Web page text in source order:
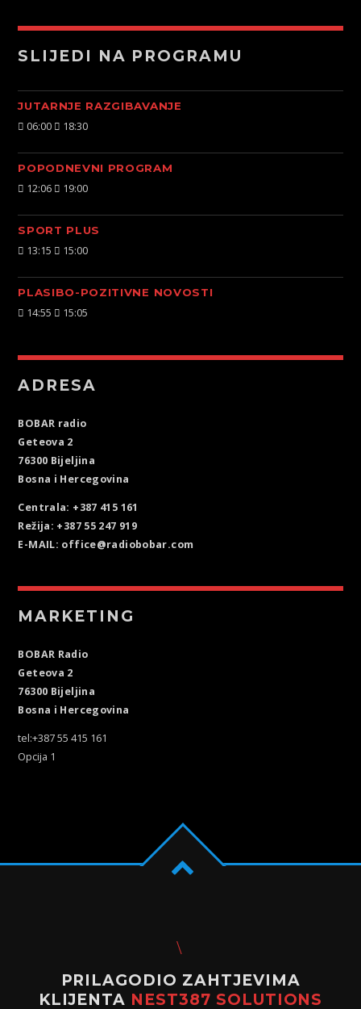
SLIJEDI NA PROGRAMU
JUTARNJE RAZGIBAVANJE
06:00 18:30
POPODNEVNI PROGRAM
12:06 19:00
SPORT PLUS
13:15 15:00
PLASIBO-POZITIVNE NOVOSTI
14:55 15:05
ADRESA
BOBAR radio
Geteova 2
76300 Bijeljina
Bosna i Hercegovina
Centrala: +387 415 161
Režija: +387 55 247 919
E-MAIL: office@radiobobar.com
MARKETING
BOBAR Radio
Geteova 2
76300 Bijeljina
Bosna i Hercegovina
tel:+387 55 415 161
Opcija 1
PRILAGODIO ZAHTJEVIMA
KLIJENTA NEST387 SOLUTIONS